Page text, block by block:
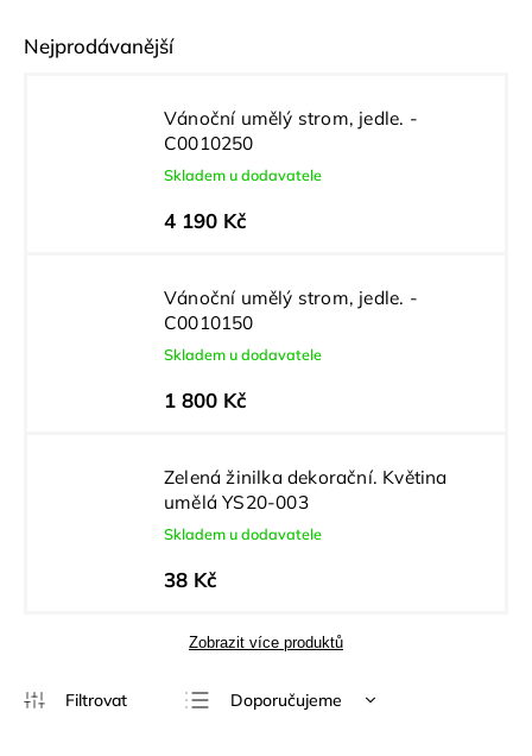
Nejprodávanější
Vánoční umělý strom, jedle. -
C0010250
Skladem u dodavatele
4 190 Kč
Vánoční umělý strom, jedle. -
C0010150
Skladem u dodavatele
1 800 Kč
Zelená žinilka dekorační. Květina
umělá YS20-003
Skladem u dodavatele
38 Kč
Zobrazit více produktů
Doporučujeme